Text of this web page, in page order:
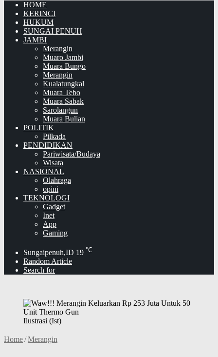
HOME
KERINCI
HUKUM
SUNGAI PENUH
JAMBI
Merangin
Muaro Jambi
Muara Bungo
Merangin
Kualatungkal
Muara Tebo
Muara Sabak
Sarolangun
Muara Bulian
POLITIK
Pilkada
PENDIDIKAN
Pariwisata/Budaya
Wisata
NASIONAL
Olahraga
opini
TEKNOLOGI
Gadget
Inet
App
Gaming
Sungaipenuh,ID 19 ℃
Random Article
Search for
Ilustrasi (Ist)
Home/Merangin